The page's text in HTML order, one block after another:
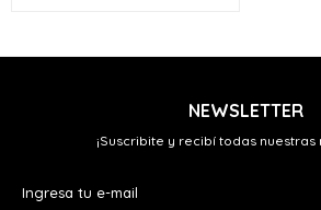
NEWSLETTER
¡Suscribite y recibí todas nuestras